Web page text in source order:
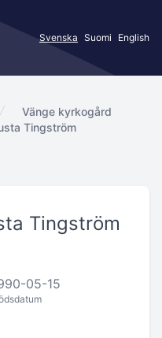
Svenska Suomi English
Vänge kyrkogård
Tingström
Tingström
05-15